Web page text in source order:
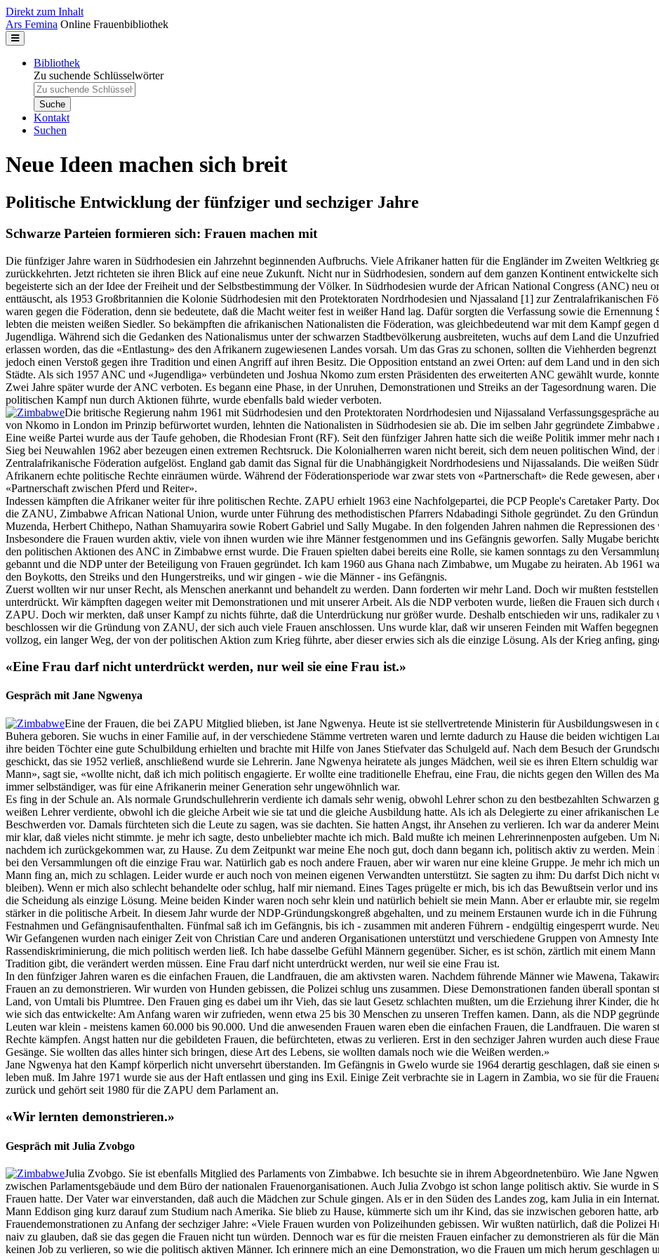
Direkt zum Inhalt
Ars Femina Online Frauenbibliothek
Bibliothek
Zu suchende Schlüsselwörter
Kontakt
Suchen
Neue Ideen machen sich breit
Politische Entwicklung der fünfziger und sechziger Jahre
Schwarze Parteien formieren sich: Frauen machen mit
Die fünfziger Jahre waren in Südrhodesien ein Jahrzehnt beginnenden Aufbruchs. Viele Afrikaner hatten für die Engländer im Zweiten Weltkrieg
zurückkehrten. Jetzt richteten sie ihren Blick auf eine neue Zukunft. Nicht nur in Südrhodesien, sondern auf dem ganzen Kontinent entwickelte
begeisterte sich an der Idee der Freiheit und der Selbstbestimmung der Völker. In Südrhodesien wurde der African National Congress (ANC) neu
enttäuscht, als 1953 Großbritannien die Kolonie Südrhodesien mit den Protektoraten Nordrhodesien und Njassaland [1] zur Zentralafrikanischen
waren gegen die Föderation, denn sie bedeutete, daß die Macht weiter fest in weißer Hand lag. Dafür sorgten die Verfassung sowie die
lebten die meisten weißen Siedler. So bekämpften die afrikanischen Nationalisten die Föderation, was gleichbedeutend war mit dem Kampf
Jugendliga. Während sich die Gedanken des Nationalismus unter der schwarzen Stadtbevölkerung ausbreiteten, wuchs auf dem Land die
erlassen worden, das die «Entlastung» des den Afrikanern zugewiesenen Landes vorsah. Um das Gras zu schonen, sollten die Viehherden
jedoch einen Verstoß gegen ihre Tradition und einen Angriff auf ihren Besitz. Die Opposition entstand an zwei Orten: auf dem Land und in den
Städte. Als sich 1957 ANC und «Jugendliga» verbündeten und Joshua Nkomo zum ersten Präsidenten des erweiterten ANC gewählt wurde,
Zwei Jahre später wurde der ANC verboten. Es begann eine Phase, in der Unruhen, Demonstrationen und Streiks an der Tagesordnung waren.
politischen Kampf nun durch Aktionen führte, wurde ebenfalls bald wieder verboten.
Die britische Regierung nahm 1961 mit Südrhodesien und den Protektoraten Nordrhodesien und Nijassaland Verfassungsgespräche
von Nkomo in London im Prinzip befürwortet wurden, lehnten die Nationalisten in Südrhodesien sie ab. Die im selben Jahr gegründete
Eine weiße Partei wurde aus der Taufe gehoben, die Rhodesian Front (RF). Seit den fünfziger Jahren hatte sich die weiße Politik immer mehr
Sieg bei Neuwahlen 1962 aber bezeugen einen extremen Rechtsruck. Die Kolonialherren waren nicht bereit, sich dem neuen politischen Wind,
Zentralafrikanische Föderation aufgelöst. England gab damit das Signal für die Unabhängigkeit Nordrhodesiens und Nijassalands. Die weißen
Afrikanern echte politische Rechte einräumen würde. Während der Föderationsperiode war zwar stets von «Partnerschaft» die Rede gewesen,
«Partnerschaft zwischen Pferd und Reiter».
Indessen kämpften die Afrikaner weiter für ihre politischen Rechte. ZAPU erhielt 1963 eine Nachfolgepartei, die PCP People's Caretaker Party.
die ZANU, Zimbabwe African National Union, wurde unter Führung des methodistischen Pfarrers Ndabadingi Sithole gegründet. Zu den
Muzenda, Herbert Chithepo, Nathan Shamuyarira sowie Robert Gabriel und Sally Mugabe. In den folgenden Jahren nahmen die Repressionen
Insbesondere die Frauen wurden aktiv, viele von ihnen wurden wie ihre Männer festgenommen und ins Gefängnis geworfen. Sally Mugabe
den politischen Aktionen des ANC in Zimbabwe ernst wurde. Die Frauen spielten dabei bereits eine Rolle, sie kamen sonntags zu den
gebannt und die NDP unter der Beteiligung von Frauen gegründet. Ich kam 1960 aus Ghana nach Zimbabwe, um Mugabe zu heiraten. Ab 1961
den Boykotts, den Streiks und den Hungerstreiks, und wir gingen - wie die Männer - ins Gefängnis.
Zuerst wollten wir nur unser Recht, als Menschen anerkannt und behandelt zu werden. Dann forderten wir mehr Land. Doch wir mußten
unterdrückt. Wir kämpften dagegen weiter mit Demonstrationen und mit unserer Arbeit. Als die NDP verboten wurde, ließen die Frauen sich
ZAPU. Doch wir merkten, daß unser Kampf zu nichts führte, daß die Unterdrückung nur größer wurde. Deshalb entschieden wir uns, radikaler zu
beschlossen wir die Gründung von ZANU, der sich auch viele Frauen anschlossen. Uns wurde klar, daß wir unseren Feinden mit Waffen
vollzog, ein langer Weg, der von der politischen Aktion zum Krieg führte, aber dieser erwies sich als die einzige Lösung. Als der Krieg anfing,
«Eine Frau darf nicht unterdrückt werden, nur weil sie eine Frau ist.»
Gespräch mit Jane Ngwenya
Eine der Frauen, die bei ZAPU Mitglied blieben, ist Jane Ngwenya. Heute ist sie stellvertretende Ministerin für Ausbildungswesen
Buhera geboren. Sie wuchs in einer Familie auf, in der verschiedene Stämme vertreten waren und lernte dadurch zu Hause die beiden wichtigen
ihre beiden Töchter eine gute Schulbildung erhielten und brachte mit Hilfe von Janes Stiefvater das Schulgeld auf. Nach dem Besuch der
geschickt, das sie 1952 verließ, anschließend wurde sie Lehrerin. Jane Ngwenya heiratete als junges Mädchen, weil sie es ihren Eltern schuldig
Mann», sagt sie, «wollte nicht, daß ich mich politisch engagierte. Er wollte eine traditionelle Ehefrau, eine Frau, die nichts gegen den Willen des
immer selbständiger, was für eine Afrikanerin meiner Generation sehr ungewöhnlich war.
Es fing in der Schule an. Als normale Grundschullehrerin verdiente ich damals sehr wenig, obwohl Lehrer schon zu den bestbezahlten
weißen Lehrer verdiente, obwohl ich die gleiche Arbeit wie sie tat und die gleiche Ausbildung hatte. Als ich als Delegierte zu einer afrikanischen
Beschwerden vor. Damals fürchteten sich die Leute zu sagen, was sie dachten. Sie hatten Angst, ihr Ansehen zu verlieren. Ich war da anderer
mir klar, daß vieles nicht stimmte. je mehr ich sagte, desto unbeliebter machte ich mich. Bald mußte ich meinen Lehrerinnenposten aufgeben. Um
nachdem ich zurückgekommen war, zu Hause. Zu dem Zeitpunkt war meine Ehe noch gut, doch dann begann ich, politisch aktiv zu werden.
bei den Versammlungen oft die einzige Frau war. Natürlich gab es noch andere Frauen, aber wir waren nur eine kleine Gruppe. Je mehr ich mich
Mann fing an, mich zu schlagen. Leider wurde er auch noch von meinen eigenen Verwandten unterstützt. Sie sagten zu ihm: Du darfst Dich nicht
bleiben). Wenn er mich also schlecht behandelte oder schlug, half mir niemand. Eines Tages prügelte er mich, bis ich das Bewußtsein verlor und
die Scheidung als einzige Lösung. Meine beiden Kinder waren noch sehr klein und natürlich behielt sie mein Mann. Aber er erlaubte mir, sie
stärker in die politische Arbeit. In diesem Jahr wurde der NDP-Gründungskongreß abgehalten, und zu meinem Erstaunen wurde ich in die
Festnahmen und Gefängnisaufenthalten. Fünfmal saß ich im Gefängnis, bis ich - zusammen mit anderen Führern - endgültig eingesperrt wurde.
Wir Gefangenen wurden nach einiger Zeit von Christian Care und anderen Organisationen unterstützt und verschiedene Gruppen von Amnesty
Rassendiskriminierung, die mich politisch werden ließ. Ich habe dasselbe Gefühl Männern gegenüber. Sicher, es ist schön, zärtlich mit einem
Tradition gibt, die verändert werden müssen. Eine Frau darf nicht unterdrückt werden, nur weil sie eine Frau ist.
In den fünfziger Jahren waren es die einfachen Frauen, die Landfrauen, die am aktivsten waren. Nachdem führende Männer wie Mawena,
Frauen an zu demonstrieren. Wir wurden von Hunden gebissen, die Polizei schlug uns zusammen. Diese Demonstrationen fanden überall
Land, von Umtali bis Plumtree. Den Frauen ging es dabei um ihr Vieh, das sie laut Gesetz schlachten mußten, um die Erziehung ihrer Kinder, die
wie sich das entwickelte: Am Anfang waren wir zufrieden, wenn etwa 25 bis 30 Menschen zu unseren Treffen kamen. Dann, als die NDP
Leuten war klein - meistens kamen 60.000 bis 90.000. Und die anwesenden Frauen waren eben die einfachen Frauen, die Landfrauen. Die waren
Rechte kämpfen. Angst hatten nur die gebildeten Frauen, die befürchteten, etwas zu verlieren. Erst in den sechziger Jahren wurden auch diese
Gesänge. Sie wollten das alles hinter sich bringen, diese Art des Lebens, sie wollten damals noch wie die Weißen werden.»
Jane Ngwenya hat den Kampf körperlich nicht unversehrt überstanden. Im Gefängnis in Gwelo wurde sie 1964 derartig geschlagen, daß sie einen
leben muß. Im Jahre 1971 wurde sie aus der Haft entlassen und ging ins Exil. Einige Zeit verbrachte sie in Lagern in Zambia, wo sie für die
zurück und gehört seit 1980 für die ZAPU dem Parlament an.
«Wir lernten demonstrieren.»
Gespräch mit Julia Zvobgo
Julia Zvobgo. Sie ist ebenfalls Mitglied des Parlaments von Zimbabwe. Ich besuchte sie in ihrem Abgeordnetenbüro. Wie Jane
zwischen Parlamentsgebäude und dem Büro der nationalen Frauenorganisationen. Auch Julia Zvobgo ist schon lange politisch aktiv. Sie wurde in
Frauen hatte. Der Vater war einverstanden, daß auch die Mädchen zur Schule gingen. Als er in den Süden des Landes zog, kam Julia in ein
Mann Eddison ging kurz darauf zum Studium nach Amerika. Sie blieb zu Hause, kümmerte sich um ihr Kind, das sie inzwischen geboren hatte,
Frauendemonstrationen zu Anfang der sechziger Jahre: «Viele Frauen wurden von Polizeihunden gebissen. Wir wußten natürlich, daß die Polizei
naiv zu glauben, daß sie das gegen die Frauen nicht tun würden. Dennoch war es für die rneisten Frauen einfacher zu demonstrieren als für die
keinen Job zu verlieren, so wie die politisch aktiven Männer. Ich erinnere mich an eine Demonstration, wo die Frauen um mich herum geschlagen